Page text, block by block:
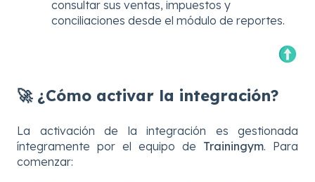
consultar sus ventas, impuestos y
conciliaciones desde el módulo de reportes.
🚀 ¿Cómo activar la integración?
La activación de la integración es gestionada
íntegramente por el equipo de Trainingym. Para
comenzar: